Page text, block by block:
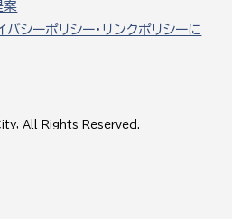
案
バシーポリシー・リンクポリシーに
All Rights Reserved.